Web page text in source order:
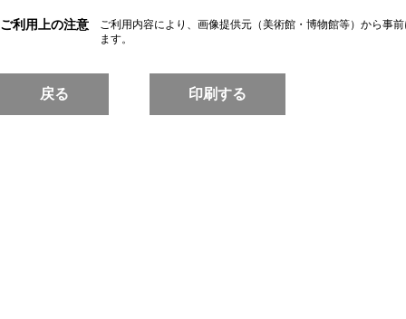
ご利用上の注意
ご利用内容により、画像提供元（美術館・博物館等）から事
ます。
戻る 印刷する